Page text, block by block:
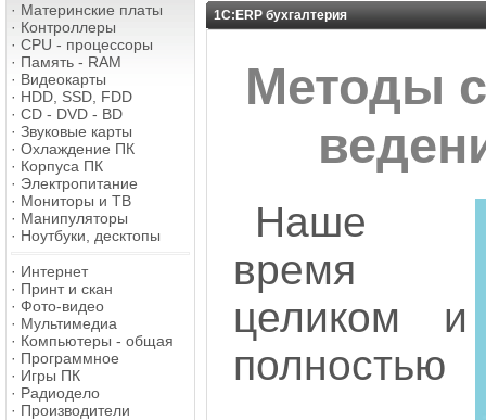
· Материнские платы
· Контроллеры
· CPU - процессоры
· Память - RAM
· Видеокарты
· HDD, SSD, FDD
· CD - DVD - BD
· Звуковые карты
· Охлаждение ПК
· Корпуса ПК
· Электропитание
· Мониторы и ТВ
· Манипуляторы
· Ноутбуки, десктопы
· Интернет
· Принт и скан
· Фото-видео
· Мультимедиа
· Компьютеры - общая
· Программное
· Игры ПК
· Радиодело
· Производители
1С:ERP бухгалтерия
Методы
Наше
время
целиком и
полностью